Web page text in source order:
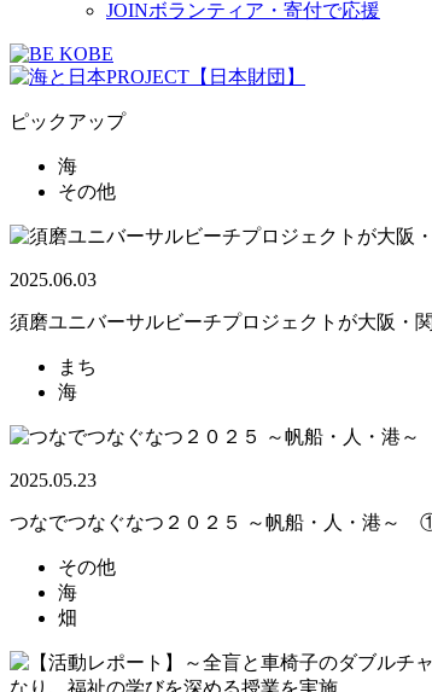
JOINボランティア・寄付で応援
ピックアップ
海
その他
2025.06.03
須磨ユニバーサルビーチプロジェクトが大阪・
まち
海
2025.05.23
つなでつなぐなつ２０２５ ～帆船・人・港～
その他
海
畑